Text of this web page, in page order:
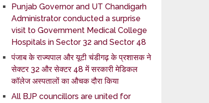
Punjab Governor and UT Chandigarh
Administrator conducted a surprise
visit to Government Medical College
Hospitals in Sector 32 and Sector 48
पंजाब के राज्यपाल और यूटी चंडीगढ़ के प्रशासक ने
सेक्टर 32 और सेक्टर 48 में सरकारी मेडिकल
कॉलेज अस्पतालों का औचक दौरा किया
All BJP councillors are united for